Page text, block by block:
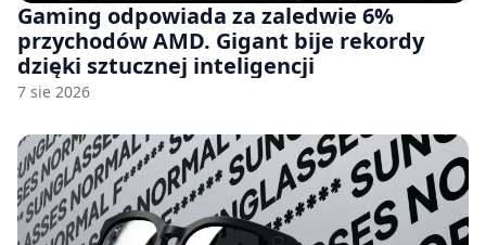
Gaming odpowiada za zaledwie 6%
przychodów AMD. Gigant bije rekordy
dzięki sztucznej inteligencji
7 sie 2026